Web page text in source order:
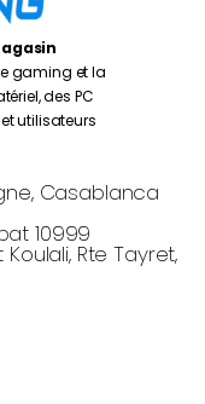
gaming et la
des PC
utilisateurs
Casablanca
10999
Koulali, Rte Tayret,